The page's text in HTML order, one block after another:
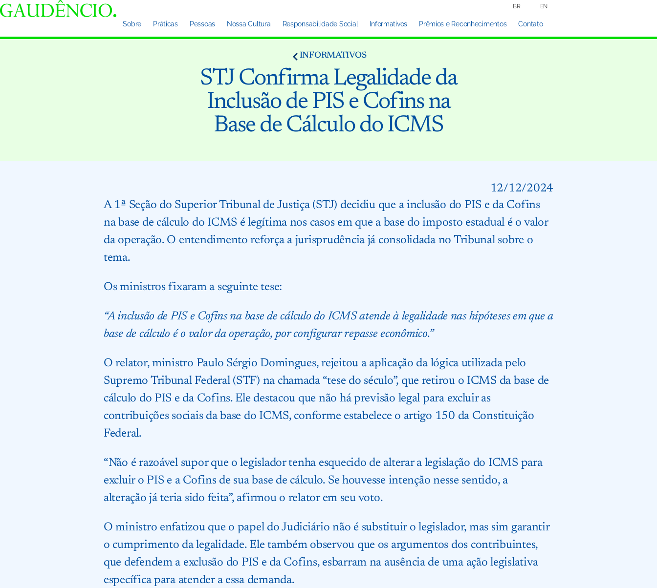
BR EN
Sobre Práticas Pessoas Nossa Cultura Responsabilidade Social Informativos Prêmios e Reconhecimentos Contato
INFORMATIVOS
STJ Confirma Legalidade da
Inclusão de PIS e Cofins na
Base de Cálculo do ICMS
12/12/2024
A 1ª Seção do Superior Tribunal de Justiça (STJ) decidiu que a inclusão do PIS e da Cofins
na base de cálculo do ICMS é legítima nos casos em que a base do imposto estadual é o valor
da operação. O entendimento reforça a jurisprudência já consolidada no Tribunal sobre o
tema.
Os ministros fixaram a seguinte tese:
“A inclusão de PIS e Cofins na base de cálculo do ICMS atende à legalidade nas hipóteses em que a
base de cálculo é o valor da operação, por configurar repasse econômico.”
O relator, ministro Paulo Sérgio Domingues, rejeitou a aplicação da lógica utilizada pelo
Supremo Tribunal Federal (STF) na chamada “tese do século”, que retirou o ICMS da base de
cálculo do PIS e da Cofins. Ele destacou que não há previsão legal para excluir as
contribuições sociais da base do ICMS, conforme estabelece o artigo 150 da Constituição
Federal.
“Não é razoável supor que o legislador tenha esquecido de alterar a legislação do ICMS para
excluir o PIS e a Cofins de sua base de cálculo. Se houvesse intenção nesse sentido, a
alteração já teria sido feita”, afirmou o relator em seu voto.
O ministro enfatizou que o papel do Judiciário não é substituir o legislador, mas sim garantir
o cumprimento da legalidade. Ele também observou que os argumentos dos contribuintes,
que defendem a exclusão do PIS e da Cofins, esbarram na ausência de uma ação legislativa
específica para atender a essa demanda.